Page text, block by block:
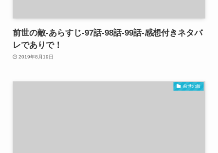
前世の敵-あらすじ-97話-98話-99話-感想付きネタバ
レでありで！
2019年8月19日
前世の敵